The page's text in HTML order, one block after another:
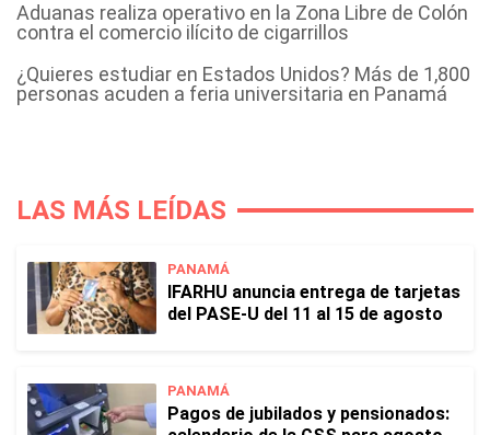
Aduanas realiza operativo en la Zona Libre de Colón
contra el comercio ilícito de cigarrillos
¿Quieres estudiar en Estados Unidos? Más de 1,800
personas acuden a feria universitaria en Panamá
LAS MÁS LEÍDAS
PANAMÁ
IFARHU anuncia entrega de tarjetas
del PASE-U del 11 al 15 de agosto
PANAMÁ
Pagos de jubilados y pensionados: